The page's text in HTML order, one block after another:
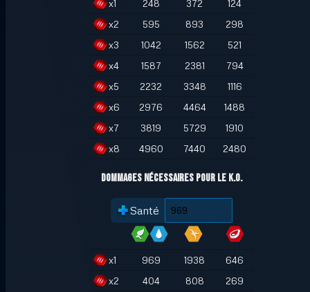
x1 248 372
124
x2 595 893
298
x3 1042 1562
521
x4 1587 2381
794
x5 2232 3348
1116
x6 2976 4464
1488
x7 3819 5729
1910
x8 4960 7440 2480
Dommages nécessaires pour le K.O.
Santé
x1 969 1938
646
x2 404 808
269